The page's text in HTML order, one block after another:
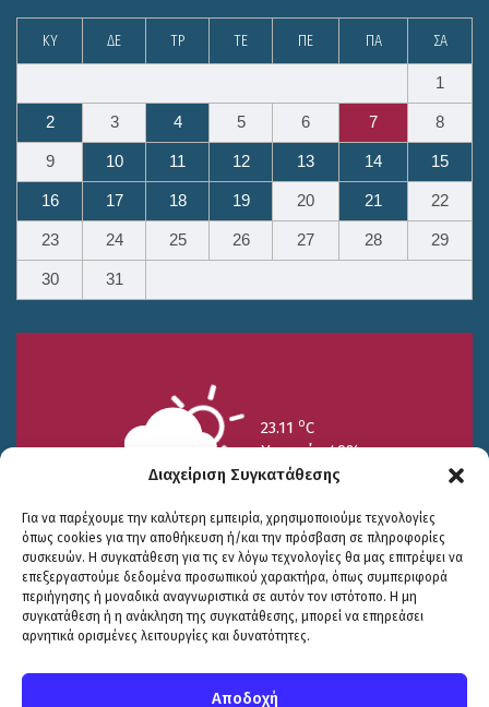
Διαχείριση Συγκατάθεσης
Για να παρέχουμε την καλύτερη εμπειρία, χρησιμοποιούμε τεχνολογίες
όπως cookies για την αποθήκευση ή/και την πρόσβαση σε πληροφορίες
συσκευών. Η συγκατάθεση για τις εν λόγω τεχνολογίες θα μας επιτρέψει να
επεξεργαστούμε δεδομένα προσωπικού χαρακτήρα, όπως συμπεριφορά
περιήγησης ή μοναδικά αναγνωριστικά σε αυτόν τον ιστότοπο. Η μη
συγκατάθεση ή η ανάκληση της συγκατάθεσης, μπορεί να επηρεάσει
αρνητικά ορισμένες λειτουργίες και δυνατότητες.
Αποδοχή
ΚΥ ΔΕ ΤΡ ΤΕ ΠΕ ΠΑ ΣΑ
1
2 3 4 5 6 7 8
9 10 11 12 13 14 15
16 17 18 19 20 21 22
23 24 25 26 27 28 29
30 31
23.11 oC
Υγρασία 49%
25/7
15.73 oC
26/7
17.99oC
27/7
20.94oC
© COPYRIGHT ΔΗΜΟΣ ΣΟΥΛΙΟΥ 2026